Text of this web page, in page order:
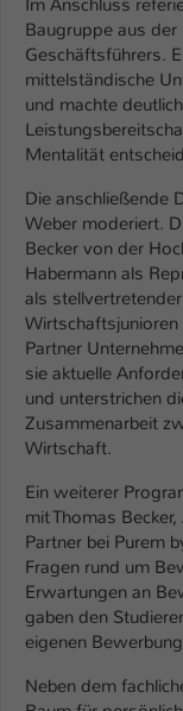
Im Anschluss
Baugruppe aus
Geschäftsführers.
mittelständische
und machte
Mentalität
Die anschließende
Weber moderiert.
Becker von der
Habermann als
als
Partner
sie aktuelle
und unterstrichen
Zusammenarbeit
Wirtschaft.
Ein weiterer
mit Thomas
Partner bei Purem
Fragen rund um
Erwartungen an
gaben den
eigenen
Neben dem
Zweck
Anbieter
Laufzeit 1
Zweck
Name
Anbieter
Laufzeit 1